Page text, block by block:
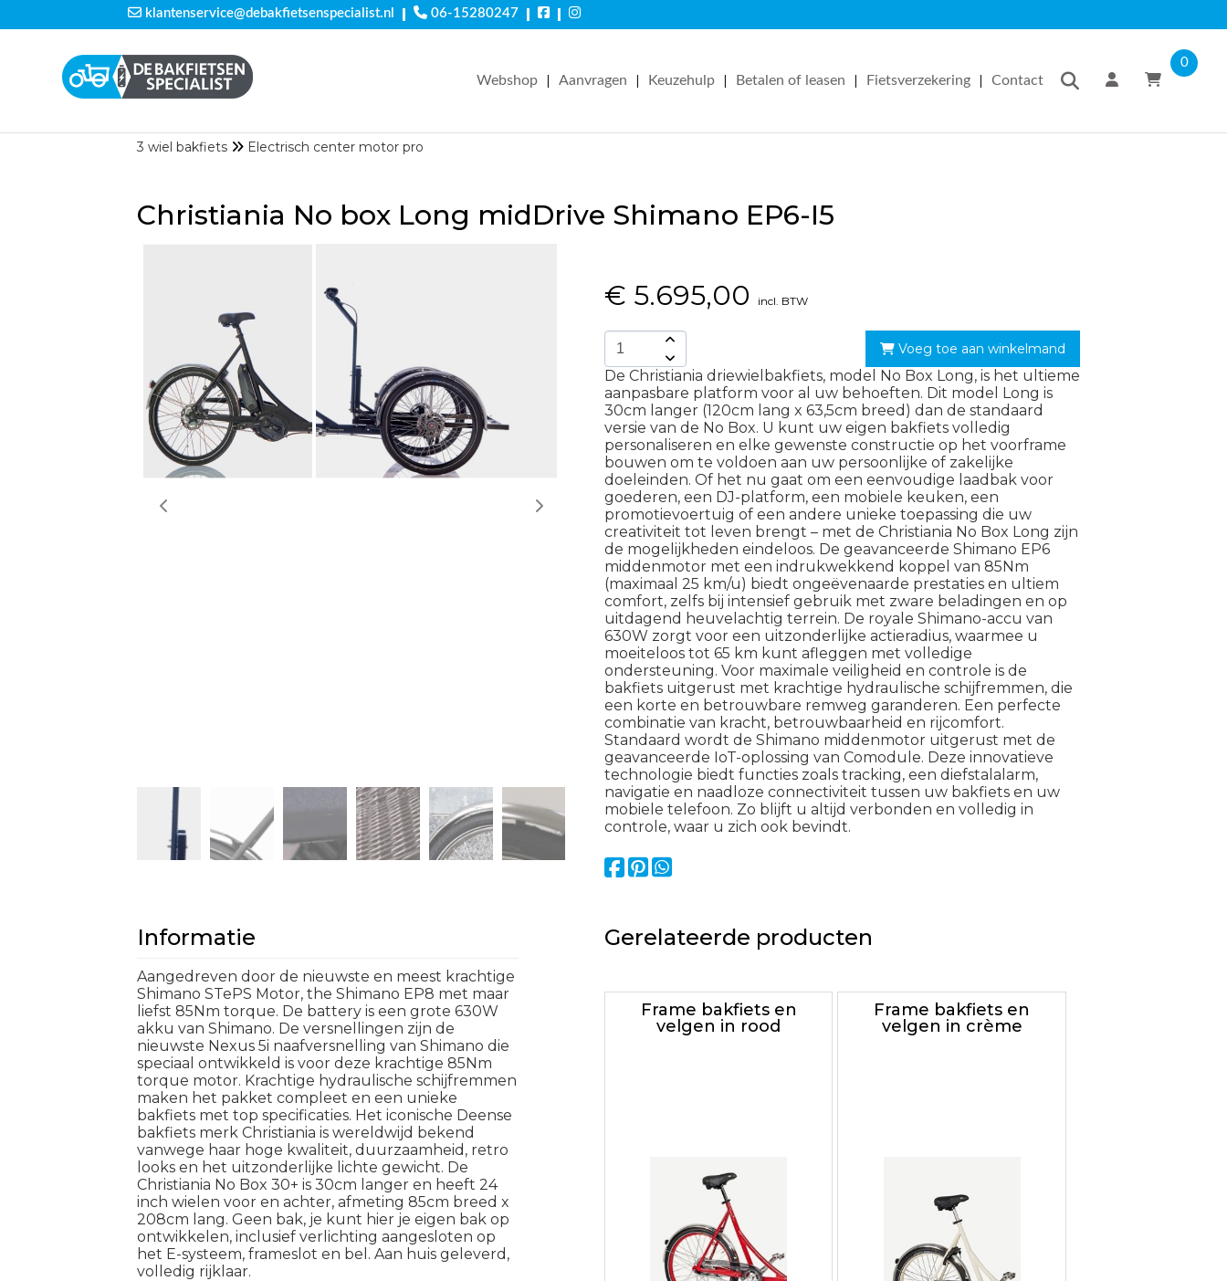
klantenservice@debakfietsenspecialist.nl | 06-15280247 | |
Webshop | Aanvragen | Keuzehulp | Betalen of leasen | Fietsverzekering | Contact
0
3 wiel bakfiets Electrisch center motor pro
Christiania No box Long midDrive Shimano EP6-I5
€ 5.695,00 incl. BTW
Voeg toe aan winkelmand
De Christiania driewielbakfiets, model No Box Long, is het ultieme
aanpasbare platform voor al uw behoeften. Dit model Long is
30cm langer (120cm lang x 63,5cm breed) dan de standaard
versie van de No Box. U kunt uw eigen bakfiets volledig
personaliseren en elke gewenste constructie op het voorframe
bouwen om te voldoen aan uw persoonlijke of zakelijke
doeleinden. Of het nu gaat om een eenvoudige laadbak voor
goederen, een DJ-platform, een mobiele keuken, een
promotievoertuig of een andere unieke toepassing die uw
creativiteit tot leven brengt – met de Christiania No Box Long zijn
de mogelijkheden eindeloos. De geavanceerde Shimano EP6
middenmotor met een indrukwekkend koppel van 85Nm
(maximaal 25 km/u) biedt ongeëvenaarde prestaties en ultiem
comfort, zelfs bij intensief gebruik met zware beladingen en op
uitdagend heuvelachtig terrein. De royale Shimano-accu van
630W zorgt voor een uitzonderlijke actieradius, waarmee u
moeiteloos tot 65 km kunt afleggen met volledige
ondersteuning. Voor maximale veiligheid en controle is de
bakfiets uitgerust met krachtige hydraulische schijfremmen, die
een korte en betrouwbare remweg garanderen. Een perfecte
combinatie van kracht, betrouwbaarheid en rijcomfort.
Standaard wordt de Shimano middenmotor uitgerust met de
geavanceerde IoT-oplossing van Comodule. Deze innovatieve
technologie biedt functies zoals tracking, een diefstalalarm,
navigatie en naadloze connectiviteit tussen uw bakfiets en uw
mobiele telefoon. Zo blijft u altijd verbonden en volledig in
controle, waar u zich ook bevindt.
Informatie
Aangedreven door de nieuwste en meest krachtige
Shimano STePS Motor, the Shimano EP8 met maar
liefst 85Nm torque. De battery is een grote 630W
akku van Shimano. De versnellingen zijn de
nieuwste Nexus 5i naafversnelling van Shimano die
speciaal ontwikkeld is voor deze krachtige 85Nm
torque motor. Krachtige hydraulische schijfremmen
maken het pakket compleet en een unieke
bakfiets met top specificaties. Het iconische Deense
bakfiets merk Christiania is wereldwijd bekend
vanwege haar hoge kwaliteit, duurzaamheid, retro
looks en het uitzonderlijke lichte gewicht. De
Christiania No Box 30+ is 30cm langer en heeft 24
inch wielen voor en achter, afmeting 85cm breed x
208cm lang. Geen bak, je kunt hier je eigen bak op
ontwikkelen, inclusief verlichting aangesloten op
het E-systeem, frameslot en bel. Aan huis geleverd,
volledig rijklaar.
Gerelateerde producten
Frame bakfiets en
velgen in rood
Frame bakfiets en
velgen in crème